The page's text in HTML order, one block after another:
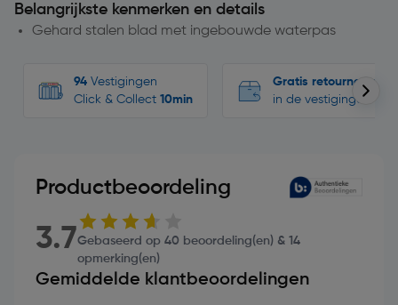
Belangrijkste kenmerken en details
Gehard stalen blad met ingebouwde waterpas
94 Vestigingen
Click & Collect 10min
Gratis retourneren
in de vestigingen
Productbeoordeling
3.7Gebaseerd op 40 beoordeling(en) & 14
opmerking(en)
Gemiddelde klantbeoordelingen